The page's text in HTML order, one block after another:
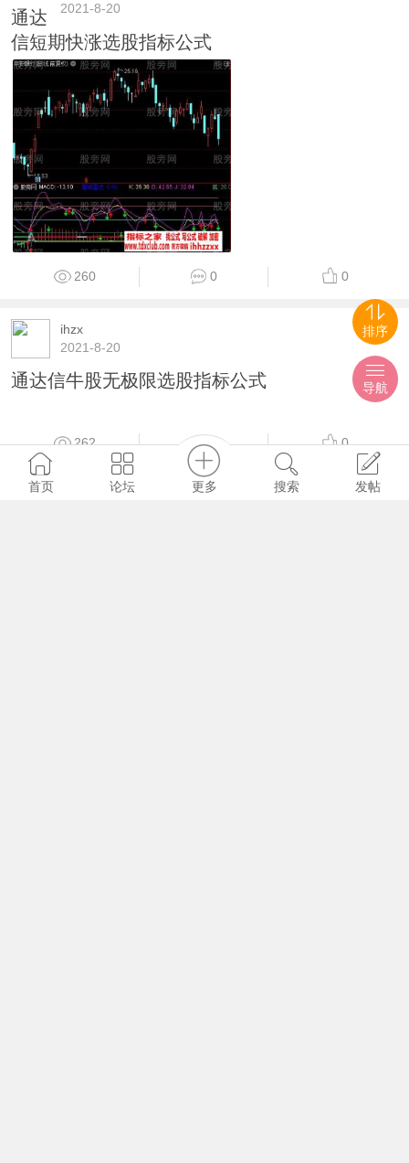
2021-8-20
通达
信短期快涨选股指标公式
260 0 0
ihzx
2021-8-20
通达信牛股无极限选股指标公式
262 0 0
首页 论坛 更多 搜索 发帖
排序
导航